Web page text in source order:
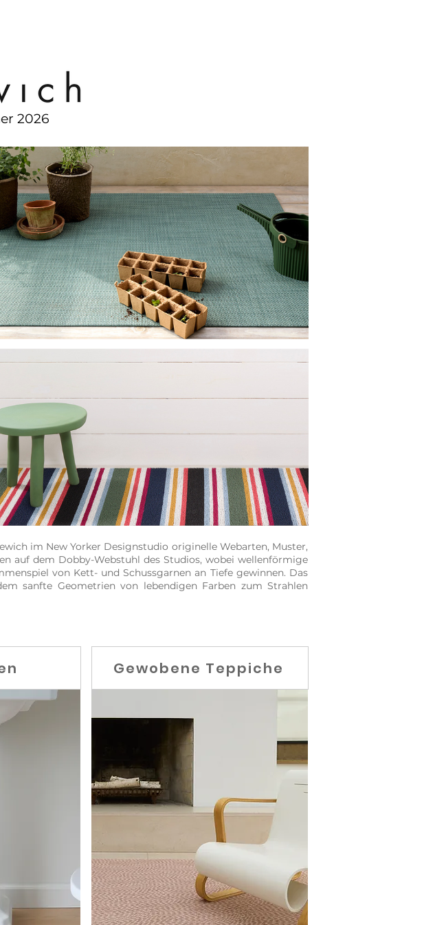
2026
im New Yorker Designstudio originelle Webarten, Muster,
auf dem Dobby-Webstuhl des Studios, wobei wellenförmige
von Kett- und Schussgarnen an Tiefe gewinnen. Das
sanfte Geometrien von lebendigen Farben zum Strahlen
Gewobene Teppiche